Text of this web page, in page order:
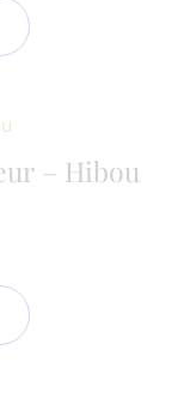
– Hibou